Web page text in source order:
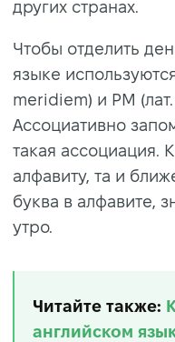
других странах.
Чтобы отделить
языке
meridiem) и PM
Ассоциативно
такая ассоциация.
алфавиту, та и
буква в алфавите,
утро.
Читайте также:
английском